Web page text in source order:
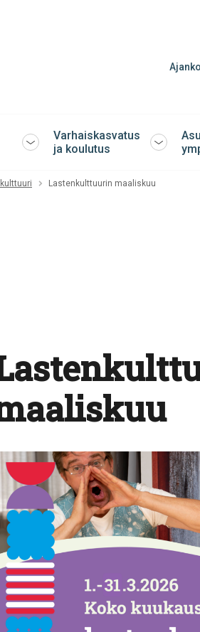
Avaa
sulje
Varhaiskasvatus
ja koulutus
Avaa
sulje
Lastenkulttuurin maaliskuu